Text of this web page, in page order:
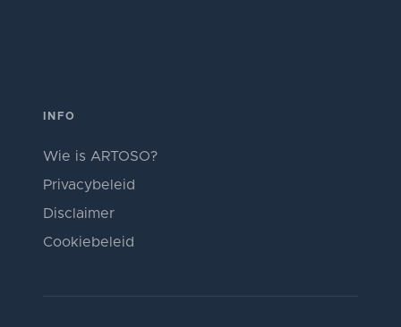
INFO
Wie is ARTOSO?
Privacybeleid
Disclaimer
Cookiebeleid